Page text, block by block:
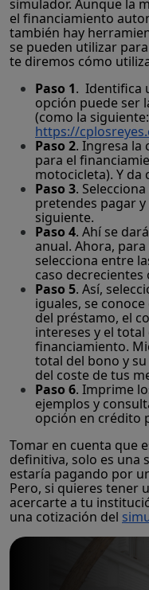
simulador. Aunque la
el financiamiento
también hay
se pueden utilizar
te diremos cómo
Paso 1. Identifica
opción puede ser
(como la siguiente:
https://
Paso 2. Ingresa la
para el
motocicleta). Y da
Paso 3.
pretendes pagar
siguiente.
Paso 4. Ahí se
anual. Ahora,
selecciona entre
caso decrecientes
Paso 5. Así,
iguales, se
del préstamo, el
intereses y el
financiamiento.
total del bono y
del coste de tus
Paso 6. Imprime
ejemplos y
opción en crédito
Tomar en cuenta que
definitiva, solo es una
estaría pagando por
Pero, si quieres tener
acercarte a tu
una cotización del